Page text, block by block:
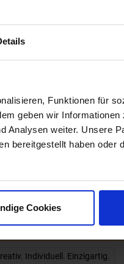
Funktionen für
geben wir
Analysen weiter. Unsere
bereitgestellt haben oder
Cookies
pulverbeschichteter
im Design SQUARE
noch mit einer
ist kombinierbar mit
25 mm stufenlos in
sich durch eine
Individuell. Einzigartig.